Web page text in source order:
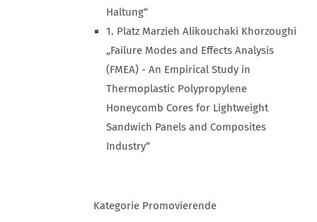
Haltung“
1. Platz Marzieh Alikouchaki Khorzoughi
„Failure Modes and Effects Analysis
(FMEA) - An Empirical Study in
Thermoplastic Polypropylene
Honeycomb Cores for Lightweight
Sandwich Panels and Composites
Industry“
Kategorie Promovierende